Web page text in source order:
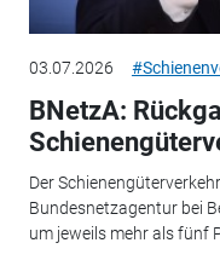
03.07.2026
BNetzA:
Der
Bundesnetzagentur bei
um jeweils mehr als fünf